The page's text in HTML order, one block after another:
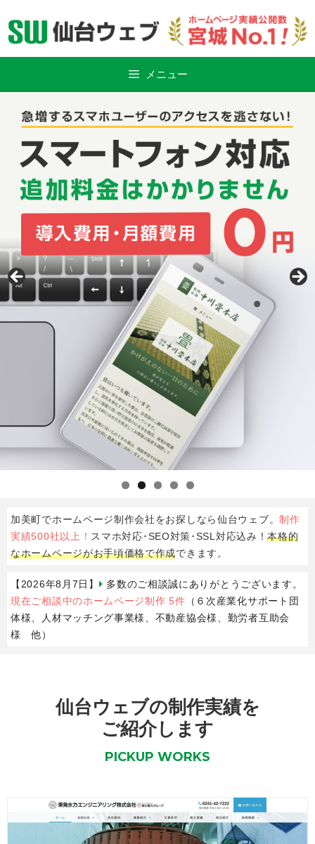
メニュー
加美町でホームページ制作会社をお探しなら仙台ウェブ。制作
実績500社以上！ スマホ対応･SEO対策･SSL対応込み！本格的
なホームページがお手頃価格で作成できます。
【2026年8月7日】
多数のご相談誠にありがとうございます。
現在ご相談中のホームページ制作 5件 （６次産業化サポート団
体様、人材マッチング事業様、不動産協会様、勤労者互助会
様 他）
仙台ウェブの制作実績を
ご紹介します
PICKUP WORKS